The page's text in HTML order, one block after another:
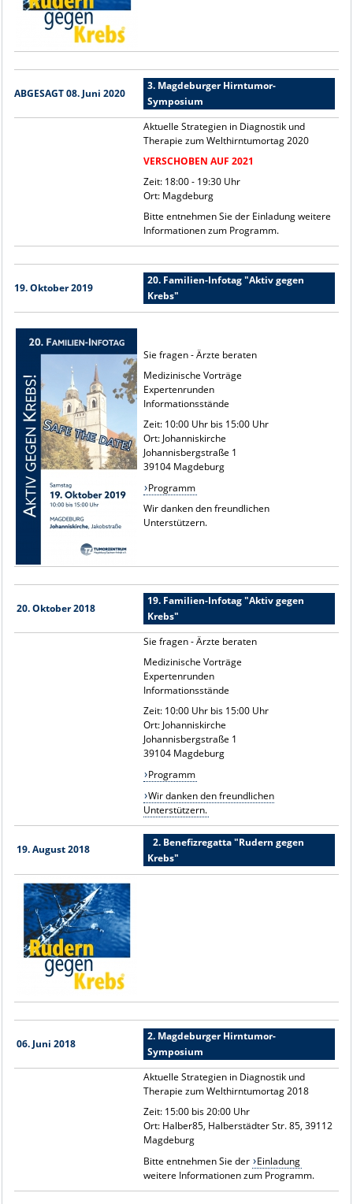
ABGESAGT 08. Juni 2020
3. Magdeburger Hirntumor-
Symposium
Aktuelle Strategien in Diagnostik und
Therapie zum Welthirntumortag 2020
VERSCHOBEN AUF 2021
Zeit: 18:00 - 19:30 Uhr
Ort: Magdeburg
Bitte entnehmen Sie der Einladung weitere
Informationen zum Programm.
19. Oktober 2019
20. Familien-Infotag "Aktiv gegen
Krebs"
Sie fragen - Ärzte beraten
Medizinische Vorträge
Expertenrunden
Informationsstände
Zeit: 10:00 Uhr bis 15:00 Uhr
Ort: Johanniskirche
Johannisbergstraße 1
39104 Magdeburg
Programm
Wir danken den freundlichen
Unterstützern.
20. Oktober 2018
19. Familien-Infotag "Aktiv gegen
Krebs"
Sie fragen - Ärzte beraten
Medizinische Vorträge
Expertenrunden
Informationsstände
Zeit: 10:00 Uhr bis 15:00 Uhr
Ort: Johanniskirche
Johannisbergstraße 1
39104 Magdeburg
Programm
Wir danken den freundlichen
Unterstützern.
19. August 2018
2. Benefizregatta "Rudern gegen
Krebs"
06. Juni 2018
2. Magdeburger Hirntumor-
Symposium
Aktuelle Strategien in Diagnostik und
Therapie zum Welthirntumortag 2018
Zeit: 15:00 bis 20:00 Uhr
Ort: Halber85, Halberstädter Str. 85, 39112
Magdeburg
Bitte entnehmen Sie der Einladung
weitere Informationen zum Programm.